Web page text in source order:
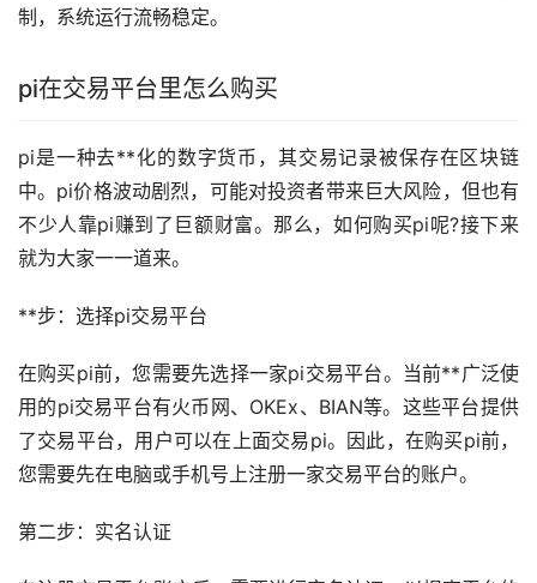
制，系统运行流畅稳定。
pi在交易平台里怎么购买
pi是一种去**化的数字货币，其交易记录被保存在区块链
中。pi价格波动剧烈，可能对投资者带来巨大风险，但也有
不少人靠pi赚到了巨额财富。那么，如何购买pi呢?接下来
就为大家一一道来。
**步：选择pi交易平台
在购买pi前，您需要先选择一家pi交易平台。当前**广泛使
用的pi交易平台有火币网、OKEx、BIAN等。这些平台提供
了交易平台，用户可以在上面交易pi。因此，在购买pi前，
您需要先在电脑或手机号上注册一家交易平台的账户。
第二步：实名认证